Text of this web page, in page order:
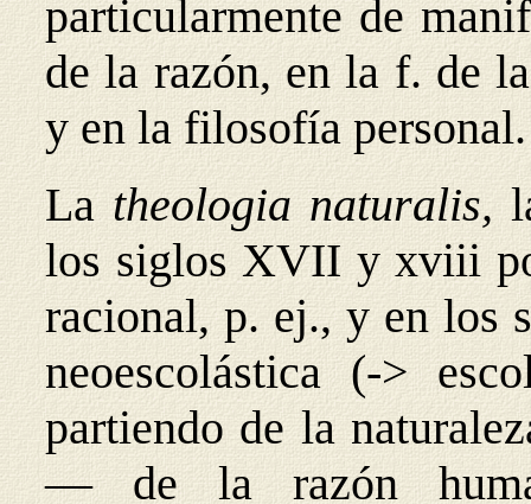
particularmente de
de la razón, en la f. de
y en la filosofía personal.
Latheologia naturalis,
los siglos XVII y xviii
racional, p. ej., y en los
neoescolástica (->
partiendo de la
— de la razón